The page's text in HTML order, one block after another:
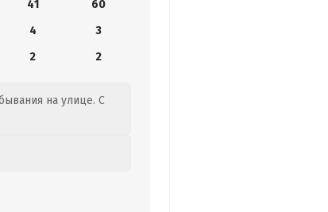
41
60
4
3
2 2
на улице. С